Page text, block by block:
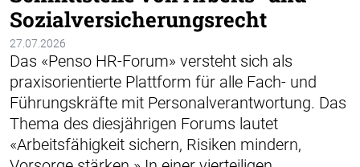
Sozialversicherungsrecht
27.07.2026
Das «Penso HR-Forum» versteht sich als
praxisorientierte Plattform für alle Fach- und
Führungskräfte mit Personalverantwortung. Das
Thema des diesjährigen Forums lautet
«Arbeitsfähigkeit sichern, Risiken mindern,